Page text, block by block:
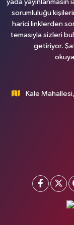
yada
sorumluluğu
harici linklerden
temasıyla sizleri
getiriyor.
Kale